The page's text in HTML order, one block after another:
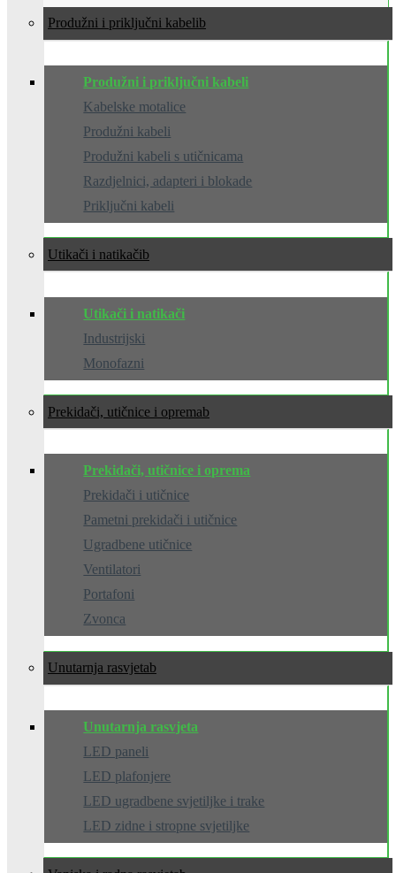
Produžni i priključni kabeli
Produžni i priključni kabeli
Kabelske motalice
Produžni kabeli
Produžni kabeli s utičnicama
Razdjelnici, adapteri i blokade
Priključni kabeli
Utikači i natikači
Utikači i natikači
Industrijski
Monofazni
Prekidači, utičnice i oprema
Prekidači, utičnice i oprema
Prekidači i utičnice
Pametni prekidači i utičnice
Ugradbene utičnice
Ventilatori
Portafoni
Zvonca
Unutarnja rasvjeta
Unutarnja rasvjeta
LED paneli
LED plafonjere
LED ugradbene svjetiljke i trake
LED zidne i stropne svjetiljke